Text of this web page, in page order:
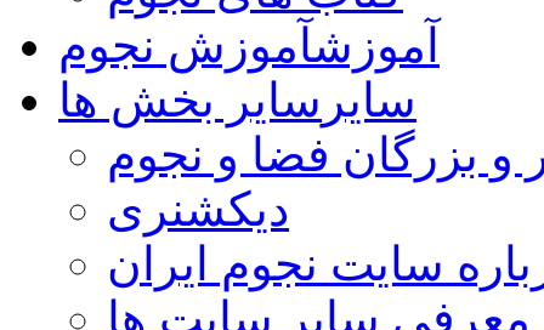
آموزشآموزش نجوم
سایر سایر بخش ها
و بزرگان فضا و نجوم
دیکشنری
سایت نجوم ایران
معرفی سایر سایت ها